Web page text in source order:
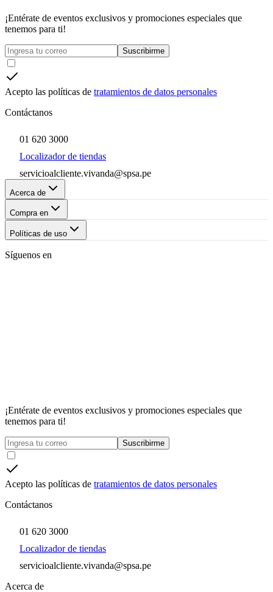
¡Entérate de eventos exclusivos y promociones especiales que
tenemos para ti!
Suscribirme
Acepto las políticas de tratamientos de datos personales
Contáctanos
01 620 3000
Localizador de tiendas
servicioalcliente.vivanda@spsa.pe
Acerca de
Compra en
Políticas de uso
Síguenos en
¡Entérate de eventos exclusivos y promociones especiales que
tenemos para ti!
Suscribirme
Acepto las políticas de tratamientos de datos personales
Contáctanos
01 620 3000
Localizador de tiendas
servicioalcliente.vivanda@spsa.pe
Acerca de